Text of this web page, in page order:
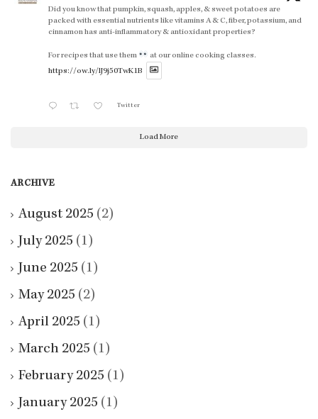
Did you know that pumpkin, squash, apples, & sweet potatoes are
packed with essential nutrients like vitamins A & C, fiber, potassium, and
cinnamon has anti-inflammatory & antioxidant properties?
For recipes that use them
at our online cooking classes.
https://ow.ly/lJ9j50TwK1B
Twitter
Load More
ARCHIVE
August 2025 (2)
July 2025 (1)
June 2025 (1)
May 2025 (2)
April 2025 (1)
March 2025 (1)
February 2025 (1)
January 2025 (1)